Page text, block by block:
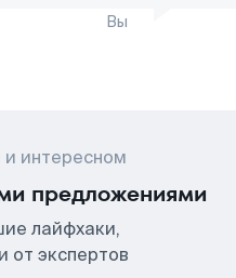
Вы
интересном
предложениями
лайфхаки,
от экспертов